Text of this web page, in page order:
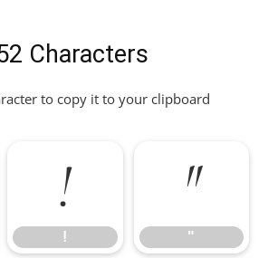
Characters
to copy it to your clipboard
!
!
"
"